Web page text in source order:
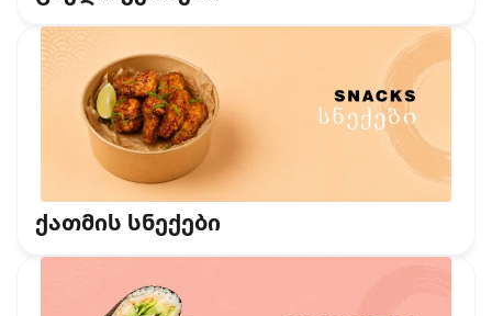
ქათმის სნექები